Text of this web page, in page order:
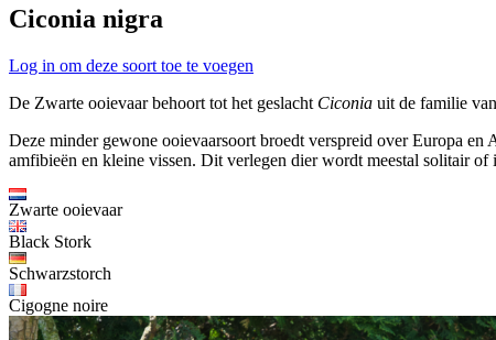
Ciconia nigra
Log in om deze soort toe te voegen
De Zwarte ooievaar behoort tot het geslacht Ciconia uit de familie
Deze minder gewone ooievaarsoort broedt verspreid over Europa
amfibieën en kleine vissen. Dit verlegen dier wordt meestal solitair
Zwarte ooievaar
Black Stork
Schwarzstorch
Cigogne noire